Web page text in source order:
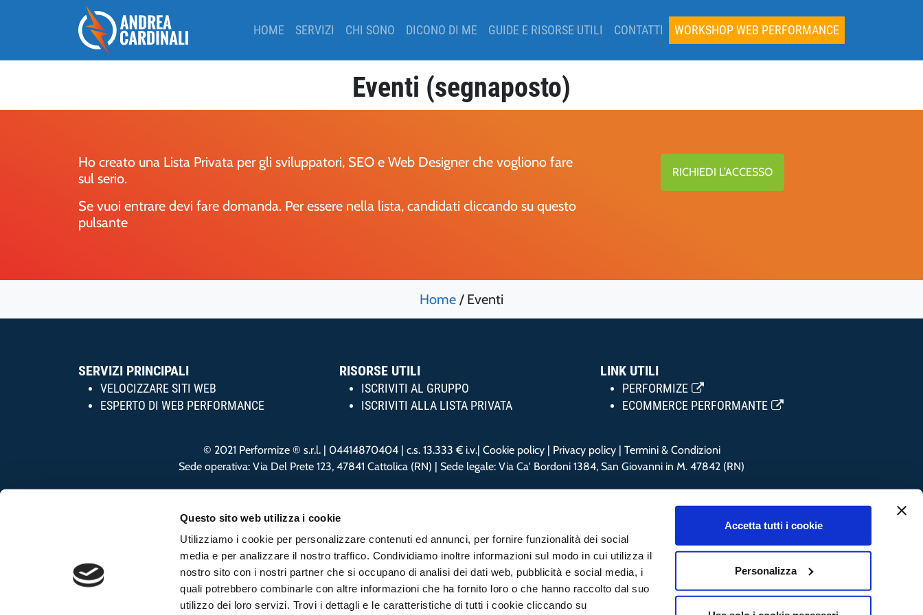
Questo sito web utilizza i cookie
Utilizziamo i cookie per personalizzare contenuti ed annunci, per fornire funzionalità dei social
media e per analizzare il nostro traffico. Condividiamo inoltre informazioni sul modo in cui utilizza il
nostro sito con i nostri partner che si occupano di analisi dei dati web, pubblicità e social media, i
quali potrebbero combinarle con altre informazioni che ha fornito loro o che hanno raccolto dal suo
utilizzo dei loro servizi. Trovi i dettagli e le caratteristiche di tutti i cookie cliccando su
Accetta tutti i cookie
Personalizza
HOME SERVIZI CHI SONO DICONO DI ME GUIDE E RISORSE UTILI CONTATTI WORKSHOP WEB PERFORMANCE
Eventi (segnaposto)
Ho creato una Lista Privata per gli sviluppatori, SEO e Web Designer che vogliono fare
sul serio.
Se vuoi entrare devi fare domanda. Per essere nella lista, candidati cliccando su questo
pulsante
RICHIEDI L’ACCESSO
Home / Eventi
SERVIZI PRINCIPALI
VELOCIZZARE SITI WEB
ESPERTO DI WEB PERFORMANCE
RISORSE UTILI
ISCRIVITI AL GRUPPO
ISCRIVITI ALLA LISTA PRIVATA
LINK UTILI
PERFORMIZE
ECOMMERCE PERFORMANTE
© 2021 Performize ® s.r.l. | 04414870404 | c.s. 13.333 € i.v.| Cookie policy| Privacy policy| Termini & Condizioni
Sede operativa: Via Del Prete 123, 47841 Cattolica (RN) | Sede legale: Via Ca' Bordoni 1384, San Giovanni in M. 47842 (RN)